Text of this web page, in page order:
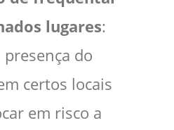
lugares:
do
certos locais
em risco a